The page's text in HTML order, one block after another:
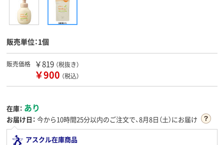
販売単位：1個
販売価格 ￥819 （税抜き）
￥900 （税込）
在庫： あり
お届け日： 今から10時間25分以内のご注文で、8月8日（土）にお届け
アスクル在庫商品